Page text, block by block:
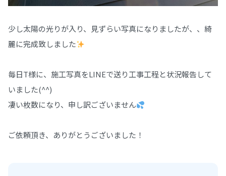
少し太陽の光りが入り、見ずらい写真になりましたが、、綺
麗に完成致しました
毎日T様に、施工写真をLINEで送り工事工程と状況報告して
いました(^^)
凄い枚数になり、申し訳ございません
ご依頼頂き、ありがとうございました！